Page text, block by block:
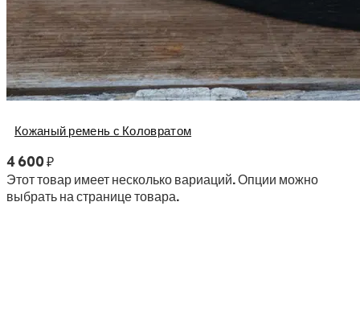
Кожаный ремень с Коловратом
4 600₽
Этот товар имеет несколько вариаций. Опции можно
выбрать на странице товара.